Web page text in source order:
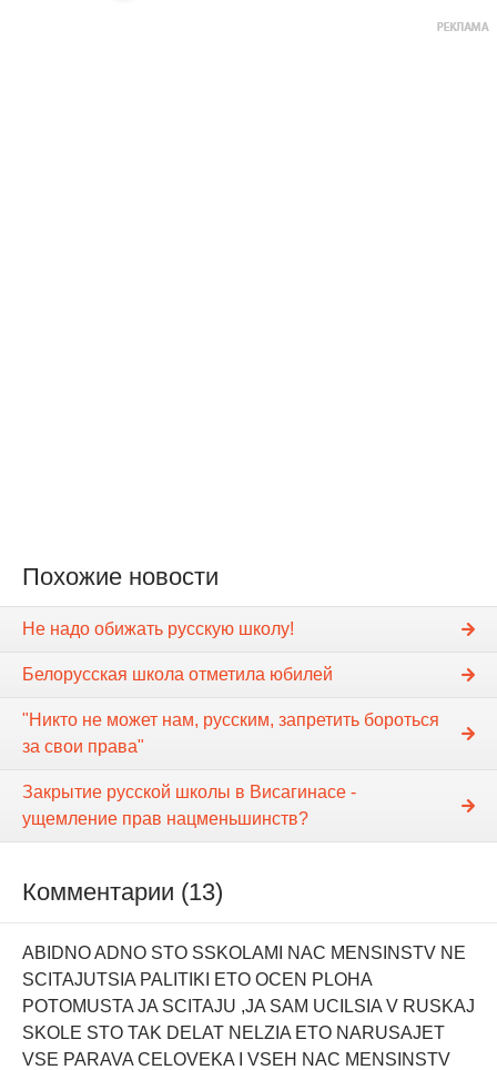
Похожие новости
Не надо обижать русскую школу!
Белорусская школа отметила юбилей
"Никто не может нам, русским, запретить бороться
за свои права"
Закрытие русской школы в Висагинасе -
ущемление прав нацменьшинств?
Комментарии (13)
ABIDNO ADNO STO SSKOLAMI NAC MENSINSTV NE
SCITAJUTSIA PALITIKI ETO OCEN PLOHA
POTOMUSTA JA SCITAJU ,JA SAM UCILSIA V RUSKAJ
SKOLE STO TAK DELAT NELZIA ETO NARUSAJET
VSE PARAVA CELOVEKA I VSEH NAC MENSINSTV